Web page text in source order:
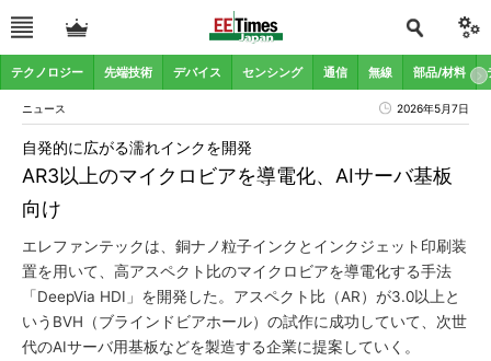
テクノロジー 先端技術 デバイス センシング 通信 無線 部品/材料
ニュース 2026年5月7日
AR3以上のマイクロビアを導電化、AIサーバ基板
向け
自発的に広がる濡れインクを開発
エレファンテックは、銅ナノ粒子インクとインクジェット印刷装
置を用いて、高アスペクト比のマイクロビアを導電化する手法
「DeepVia HDI」を開発した。アスペクト比（AR）が3.0以上と
いうBVH（ブラインドビアホール）の試作に成功していて、次世
代のAIサーバ用基板などを製造する企業に提案していく。